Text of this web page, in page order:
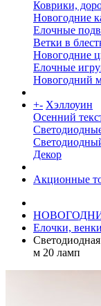
Коврики,
Новогодние
Елочные
Ветки в
Новогодние
Елочные
Новогодний
+- Хэллоуин
Осенний
Декор
Акционные
Елочки,
м 20 ламп